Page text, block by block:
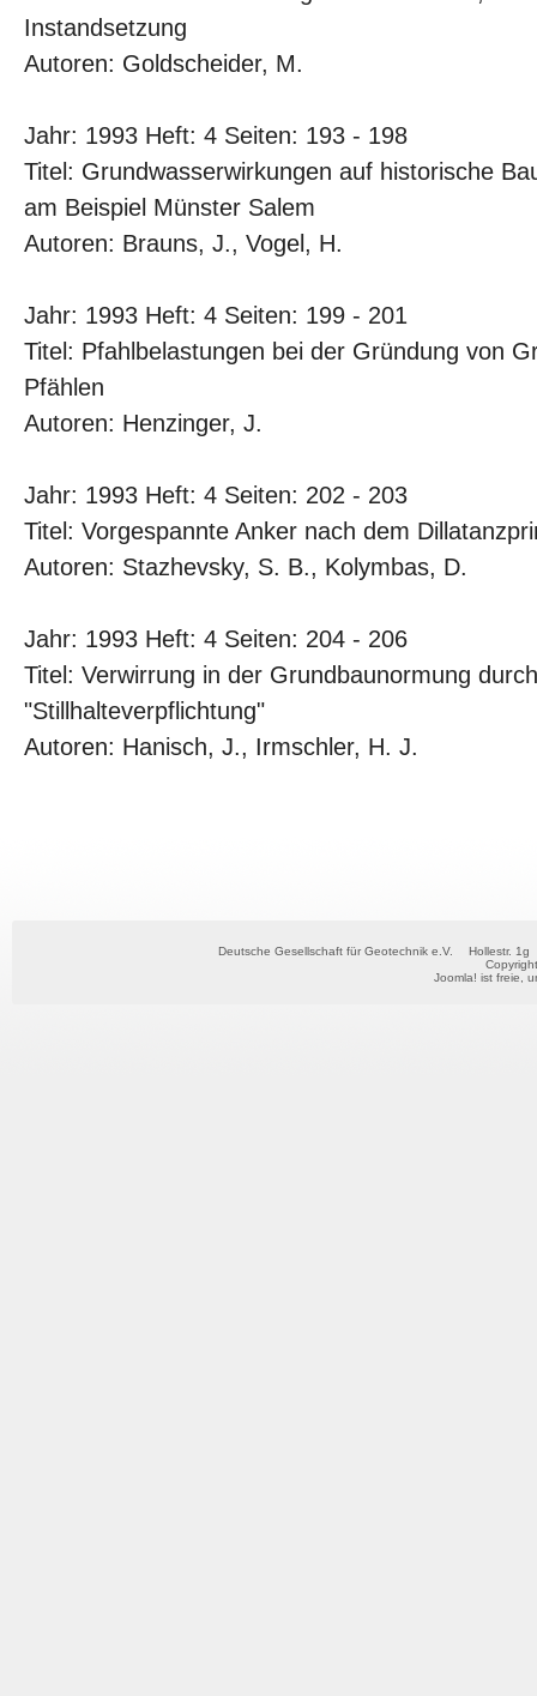
Instandsetzung
Autoren: Goldscheider, M.
Jahr: 1993 Heft: 4 Seiten: 193 - 198
Titel: Grundwasserwirkungen auf historische
am Beispiel Münster Salem
Autoren: Brauns, J., Vogel, H.
Jahr: 1993 Heft: 4 Seiten: 199 - 201
Titel: Pfahlbelastungen bei der Gründung von
Pfählen
Autoren: Henzinger, J.
Jahr: 1993 Heft: 4 Seiten: 202 - 203
Titel: Vorgespannte Anker nach dem
Autoren: Stazhevsky, S. B., Kolymbas, D.
Jahr: 1993 Heft: 4 Seiten: 204 - 206
Titel: Verwirrung in der Grundbaunormung durch
"Stillhalteverpflichtung"
Autoren: Hanisch, J., Irmschler, H. J.
Deutsche Gesellschaft für Geotechnik e.V.
Hollestr. 1g
Joomla! ist freie,